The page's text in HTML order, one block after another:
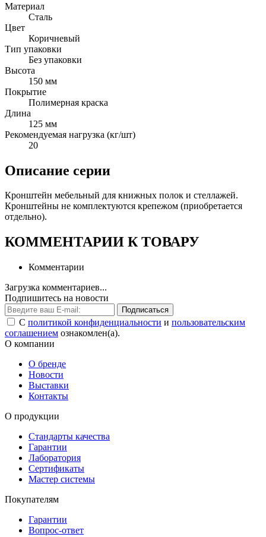
Материал
Сталь
Цвет
Коричневый
Тип упаковки
Без упаковки
Высота
150 мм
Покрытие
Полимерная краска
Длина
125 мм
Рекомендуемая нагрузка (кг/шт)
20
Описание серии
Кронштейн мебельный для книжных полок и стеллажей.
Кронштейны не комплектуются крепежом (приобретается
отдельно).
КОММЕНТАРИИ К ТОВАРУ
Комментарии
Загрузка комментариев...
Подпишитесь на новости
Подписаться
С политикой конфиденциальности и пользовательским
соглашением ознакомлен(а).
О компании
О бренде
Новости
Выставки
Контакты
О продукции
Стандарты качества
Гарантии
Лаборатория
Сертификаты
Мастер системы
Покупателям
Гарантии
Вопрос-ответ